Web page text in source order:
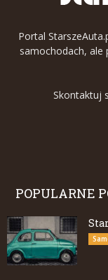
Portal
samochodach, ale
Skontaktuj
POPULARNE